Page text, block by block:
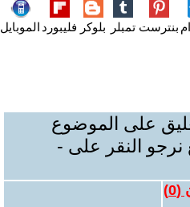
بنترست تمبلر بلوكر فليبورد الموبايل
على الموضوع
نرجو النقر على -
(
0
)